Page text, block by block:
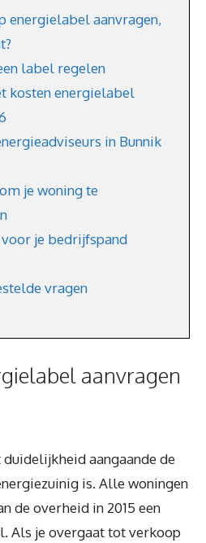
energielabel aanvragen,
label regelen
kosten energielabel
in Bunnik
je woning te
je bedrijfspand
vragen
aanvragen
aangaande de
is. Alle woningen
de overheid in 2015 een
Als je overgaat tot verkoop